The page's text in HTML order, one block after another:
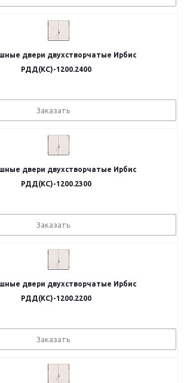
двери двухстворчатые Ирбис
РДД(КС)-1200.2400
Заказать
двери двухстворчатые Ирбис
РДД(КС)-1200.2300
Заказать
двери двухстворчатые Ирбис
РДД(КС)-1200.2200
Заказать